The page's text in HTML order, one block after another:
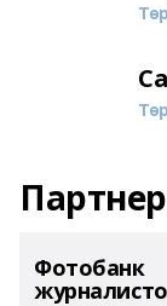
Фотобанк